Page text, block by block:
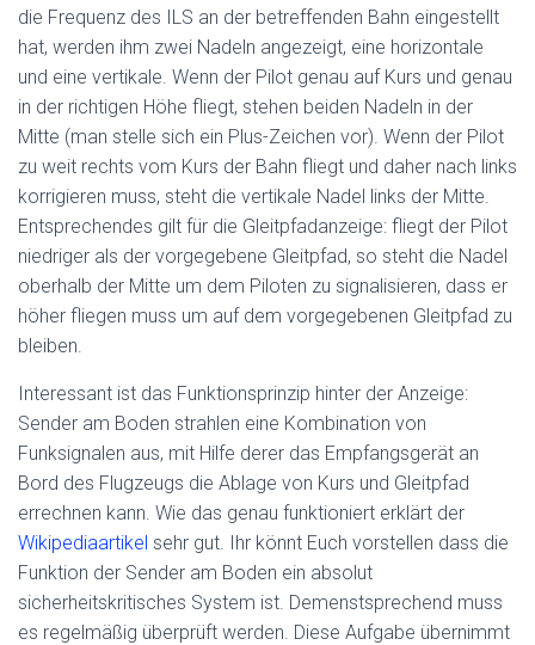
die Frequenz des ILS an der betreffenden Bahn eingestellt
hat, werden ihm zwei Nadeln angezeigt, eine horizontale
und eine vertikale. Wenn der Pilot genau auf Kurs und genau
in der richtigen Höhe fliegt, stehen beiden Nadeln in der
Mitte (man stelle sich ein Plus-Zeichen vor). Wenn der Pilot
zu weit rechts vom Kurs der Bahn fliegt und daher nach links
korrigieren muss, steht die vertikale Nadel links der Mitte.
Entsprechendes gilt für die Gleitpfadanzeige: fliegt der Pilot
niedriger als der vorgegebene Gleitpfad, so steht die Nadel
oberhalb der Mitte um dem Piloten zu signalisieren, dass er
höher fliegen muss um auf dem vorgegebenen Gleitpfad zu
bleiben.
Interessant ist das Funktionsprinzip hinter der Anzeige:
Sender am Boden strahlen eine Kombination von
Funksignalen aus, mit Hilfe derer das Empfangsgerät an
Bord des Flugzeugs die Ablage von Kurs und Gleitpfad
errechnen kann. Wie das genau funktioniert erklärt der
Wikipediaartikel sehr gut. Ihr könnt Euch vorstellen dass die
Funktion der Sender am Boden ein absolut
sicherheitskritisches System ist. Demenstsprechend muss
es regelmäßig überprüft werden. Diese Aufgabe übernimmt